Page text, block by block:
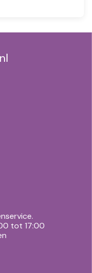
tot 17:00